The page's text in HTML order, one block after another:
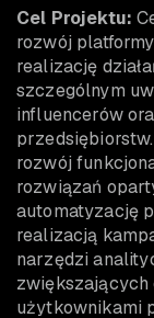
Cel Projektu:
rozwój
realizację
szczególnym
influencerów
rozwój
rozwiązań
automatyzację
realizacją
narzędzi
zwiększających
użytkownikami